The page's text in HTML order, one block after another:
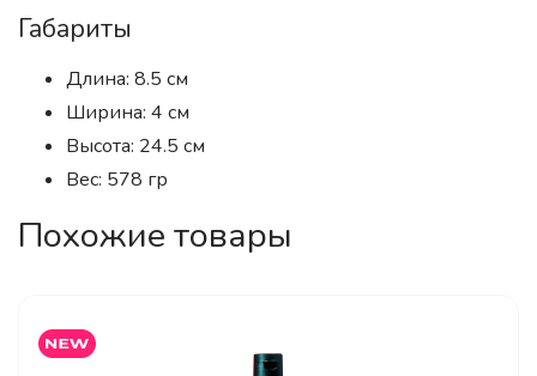
Габариты
Длина: 8.5 см
Ширина: 4 см
Высота: 24.5 см
Вес: 578 гр
Похожие товары